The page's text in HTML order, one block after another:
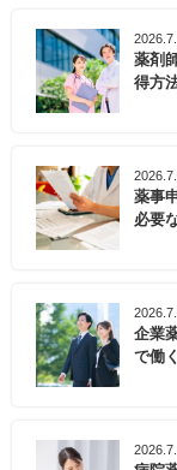
薬剤
得方
薬事
必要
企業
で働